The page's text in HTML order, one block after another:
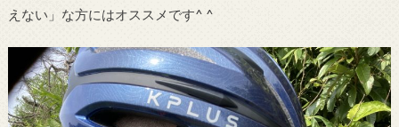
えない」な方にはオススメです^ ^